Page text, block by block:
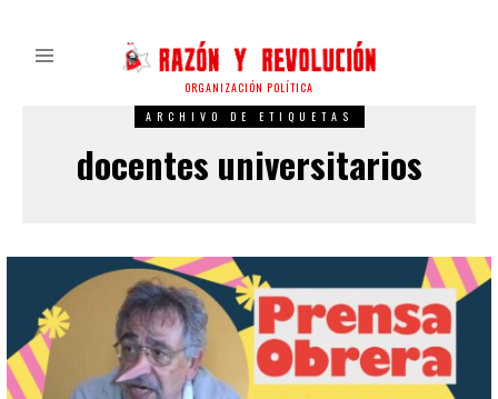
ORGANIZACIÓN POLÍTICA
ARCHIVO DE ETIQUETAS
docentes universitarios